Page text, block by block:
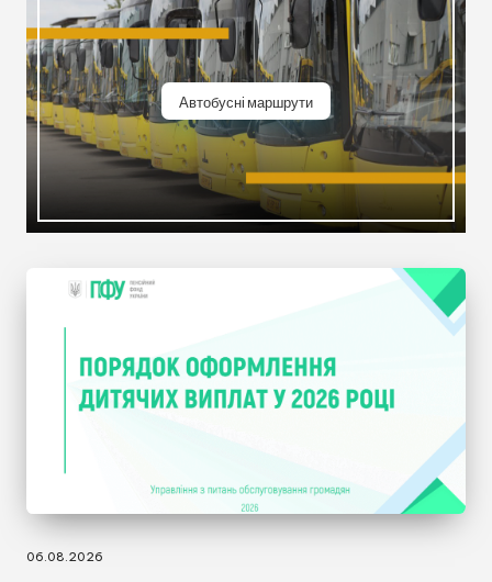
Автобусні маршрути
06.08.2026